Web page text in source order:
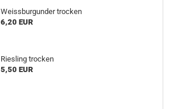
Weissburgunder trocken
6,20 EUR
Riesling trocken
5,50 EUR